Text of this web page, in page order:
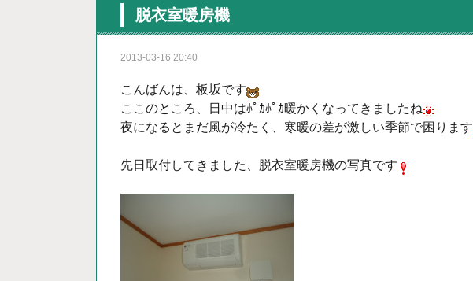
脱衣室暖房機
2013-03-16 20:40
こんばんは、板坂です
ここのところ、日中はﾎﾟｶﾎﾟｶ暖かくなってきましたね
夜になるとまだ風が冷たく、寒暖の差が激しい季節で困ります
先日取付してきました、脱衣室暖房機の写真です